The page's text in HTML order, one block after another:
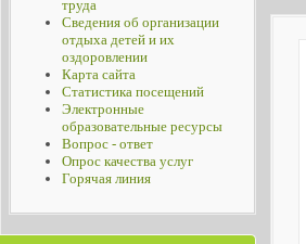
труда
Сведения об организации
отдыха детей и их
оздоровлении
Карта сайта
Статистика посещений
Электронные
образовательные ресурсы
Вопрос - ответ
Опрос качества услуг
Горячая линия